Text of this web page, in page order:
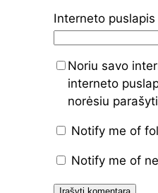
Interneto puslapis
Noriu savo
interneto
norėsiu
Notify me of
Notify me of